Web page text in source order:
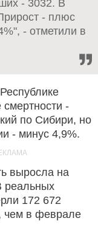
- 3032. В
- плюс
- отметили в
-
по Сибири, но
- минус 4,9%.
выросла на
реальных
172 672
чем в феврале